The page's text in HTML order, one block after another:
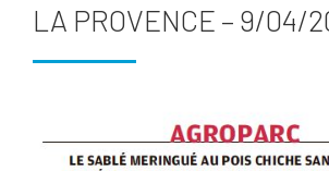
LA PROVENCE – 9/04/